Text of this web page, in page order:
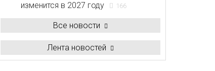
изменится в 2027 году
166
Все новости
Лента новостей